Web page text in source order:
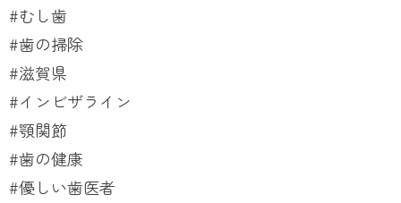
#むし歯
#歯の掃除
#滋賀県
#インビザライン
#顎関節
#歯の健康
#優しい歯医者